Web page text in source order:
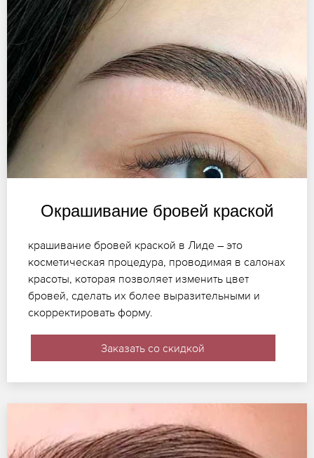
Окрашивание бровей краской
крашивание бровей краской в Лиде – это
косметическая процедура, проводимая в салонах
красоты, которая позволяет изменить цвет
бровей, сделать их более выразительными и
скорректировать форму.
Заказать со скидкой